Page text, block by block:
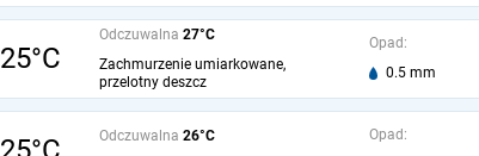
25°C
Odczuwalna 27°C
Zachmurzenie umiarkowane,
przelotny deszcz
Opad:
0.5 mm
Odczuwalna 26°C
Opad: